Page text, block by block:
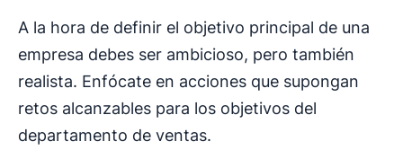
A la hora de definir el objetivo principal de una
empresa debes ser ambicioso, pero también
realista. Enfócate en acciones que supongan
retos alcanzables para los objetivos del
departamento de ventas.